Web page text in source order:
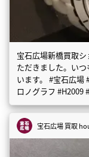
宝石広場新橋買取
ただきました。い
います。 #宝石広場
ロノグラフ
宝石広場 買取